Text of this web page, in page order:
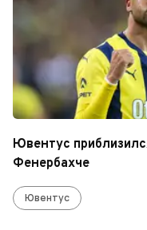
Ювентус
Фенербахче
Ювентус